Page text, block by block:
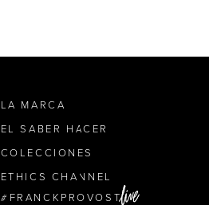
LA MARCA
EL SABER HACER
COLECCIONES
ETHICS CHANNEL
FRANCKPROVOST